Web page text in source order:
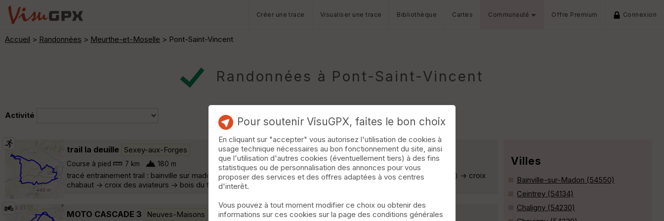
Créer une trace Visualiser une trace Bibliothèque Cartes Communauté Offre Premium Connexion
Accueil > Randonnées > Meurthe-et-Moselle > Pont-Saint-Vincent
Randonnées à Pont-Saint-Vincent
Activité
trail la deuille Sexey-aux-Forges
Course à pied 7 km 180 m
tracé entrainement trail : bainville sur madon -> aérodrome -> ferme des gimeys ->fontainede la deuille(résurgence) -> croix
chabaut -> croix des aviateurs -> bois du feys -> forêt de laVoivre -> retour sur bainville »
MOTO CASCADE 3 Neuves-Maisons
Villes
Bainville-sur-Madon (54550)
Ceintrey (54134)
Chaligny (54230)
Pour soutenir VisuGPX, faites le bon choix
En cliquant sur "accepter" vous autorisez l'utilisation de cookies à
usage technique nécessaires au bon fonctionnement du site, ainsi
que l'utilisation d'autres cookies (éventuellement tiers) à des fins
statistiques ou de personnalisation des annonces pour vous
proposer des services et des offres adaptées à vos centres
d'interêt.
Vous pouvez à tout moment modifier ce choix ou obtenir des
informations sur ces cookies sur la page des conditions générales